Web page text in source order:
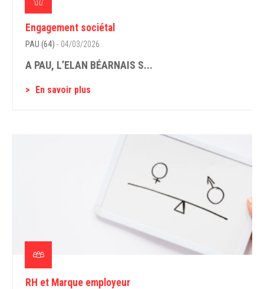
Engagement sociétal
PAU (64) - 04/03/2026
A PAU, L’ELAN BÉARNAIS S...
En savoir plus
RH et Marque employeur